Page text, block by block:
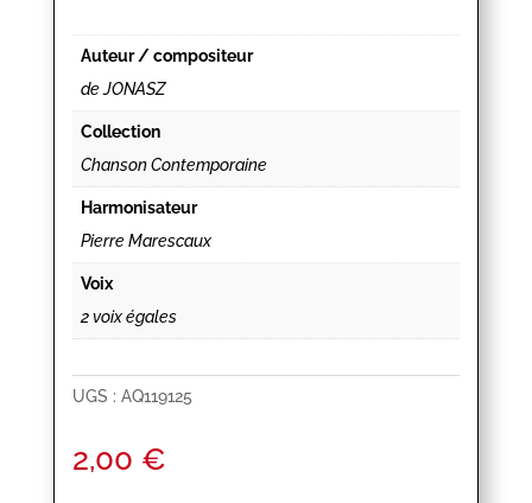
Auteur / compositeur
de JONASZ
Collection
Chanson Contemporaine
Harmonisateur
Pierre Marescaux
Voix
2 voix égales
UGS : AQ119125
2,00 €